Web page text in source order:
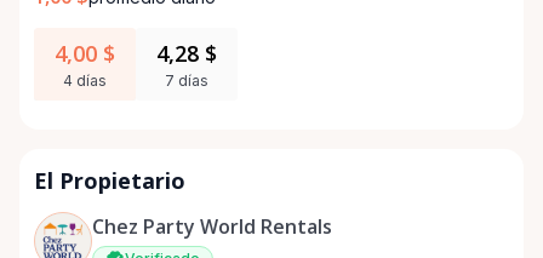
4,00 $
4 días
4,28 $
7 días
El Propietario
Chez Party World Rentals